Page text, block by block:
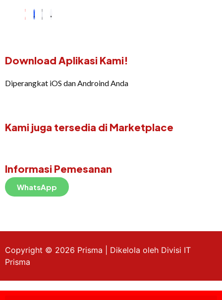
Download Aplikasi Kami!
Diperangkat iOS dan Androind Anda
Kami juga tersedia di Marketplace
Informasi Pemesanan
WhatsApp
Copyright © 2026 Prisma | Dikelola oleh Divisi IT
Prisma